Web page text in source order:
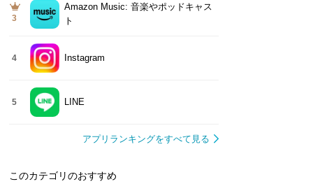
3
Amazon Music: 音楽やポッドキャス
ト
4 Instagram
5 LINE
アプリランキングをすべて見る
このカテゴリのおすすめ